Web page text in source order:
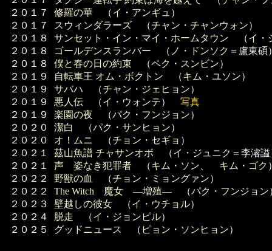
２０１７
２０１７
２０１８
２０１８
２０１８
２０１９
２０１９
２０１９
２０１９
２０２０
２０２０
２０２１
２０２１
２０２２
２０２２
２０２３
２０２４
２０２５
修羅の華 （イ・アンギュ ）
スウィンダラーズ （チャン・チャンウォン）
サンセット・イン・マイ・ホームタウン （イ・
ゴールデンスランバー （ ノ・ドンソク ＝盧東碩
僕と春の日の約束 （ペク・スンビン）
自転車王 オム・ボクトン （キム・ユソン）
サバハ （チャン・ジェヒョン）
悪人伝 （イ・ウォンテ）写真
楽園の夜 （パク・フンジョン）
潔白
（パク・サンヒョン）
オ！ムニ （チョン・セギョ ）
茲山魚譜 チャサンオボ （イ・ジュニク ＝李濬
声 姿なき犯罪者 （キム・ソン キム・ゴク
野獣の血
（チョン・ミョングァン）
The Witch 魔女 ―増殖― （パク・フンジョン
壁越しの彼女 （イ・ウチョル）
脱走 （イ・ジョンピル）
グッドニュース
（ ピョン・ソンヒョン）